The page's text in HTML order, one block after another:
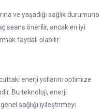
ve yaşadığı sağlık durumuna
seans önerilir, ancak en iyi
faydalı olabilir.
enerji yollarını optimize
Bu teknoloji, enerji
sağlığı iyileştirmeyi